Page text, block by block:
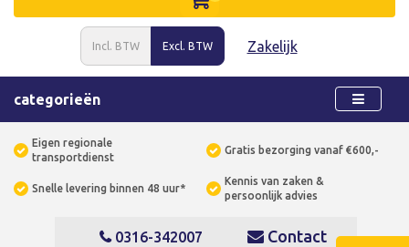
Incl. BTW Excl. BTW Zakelijk
categorieën
Eigen regionale
transportdienst
Gratis bezorging vanaf €600,-
Snelle levering binnen 48 uur*
Kennis van zaken &
persoonlijk advies
0316-342007 Contact